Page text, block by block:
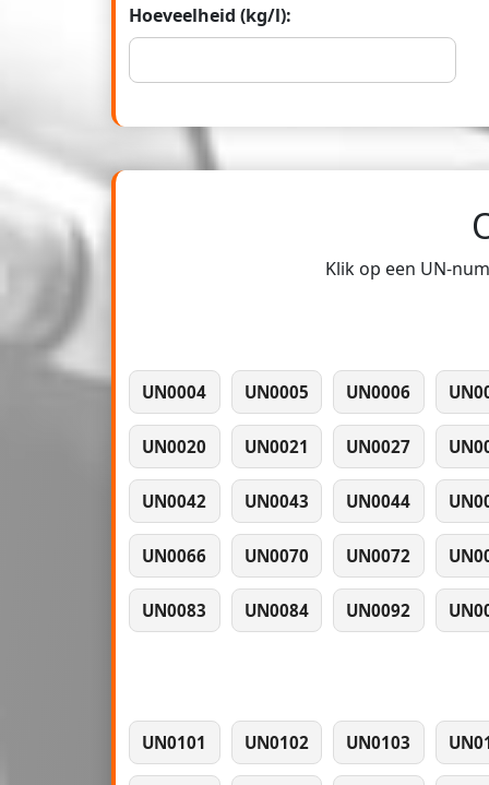
Hoeveelheid (kg/l):
Klik op een UN-
UN0004 UN0005 UN0006
UN0020 UN0021 UN0027
UN0042 UN0043 UN0044
UN0066 UN0070 UN0072
UN0083 UN0084 UN0092
UN0101 UN0102 UN0103